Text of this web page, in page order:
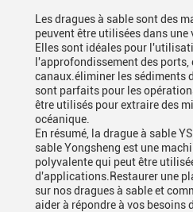
Les dragues à sable sont des
peuvent être utilisées dans
Elles sont idéales pour
l'approfondissement des ports,
canaux.éliminer les sédiments
sont parfaits pour les
être utilisés pour extraire des
océanique.
En résumé, la drague à sable
sable Yongsheng est une
polyvalente qui peut être
d'applications.Restaurer une
sur nos dragues à sable et
aider à répondre à vos besoins